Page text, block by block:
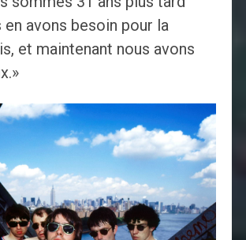
en avons besoin pour la
et maintenant nous avons